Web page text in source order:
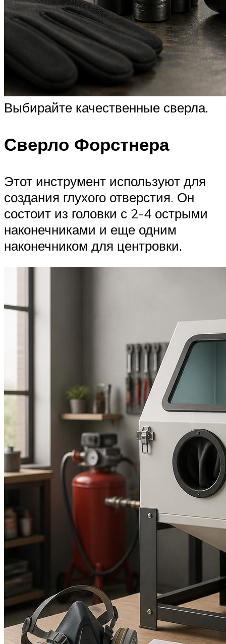
Выбирайте качественные сверла.
Сверло Форстнера
Этот инструмент используют для
создания глухого отверстия. Он
состоит из головки с 2-4 острыми
наконечниками и еще одним
наконечником для центровки.